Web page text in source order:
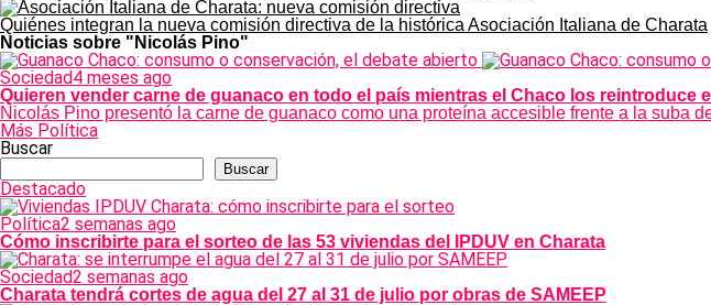
Quiénes integran la nueva comisión directiva de la histórica Asociación Italiana de Charata
Noticias sobre "Nicolás Pino"
Sociedad4 meses ago
Quieren vender carne de guanaco en todo el país mientras el Chaco los reintroduce
Nicolás Pino presentó la carne de guanaco como una proteína accesible frente a la suba
Más Política
Buscar
Buscar
Destacado
Política2 semanas ago
Cómo inscribirte para el sorteo de las 53 viviendas del IPDUV en Charata
Sociedad2 semanas ago
Charata tendrá cortes de agua del 27 al 31 de julio por obras de SAMEEP